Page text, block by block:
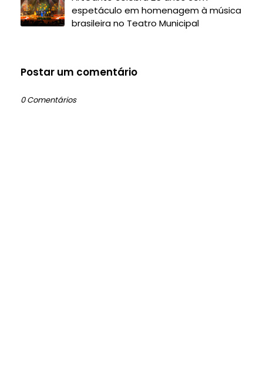
espetáculo em homenagem à música
brasileira no Teatro Municipal
Postar um comentário
0 Comentários